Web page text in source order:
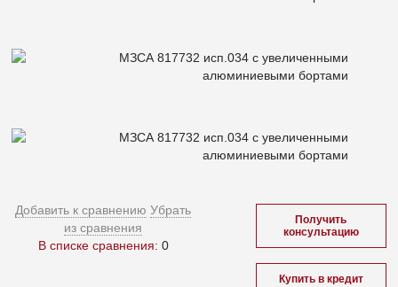
Добавить к сравнению Убрать
из сравнения
В списке сравнения: 0
Получить
консультацию
Купить в кредит